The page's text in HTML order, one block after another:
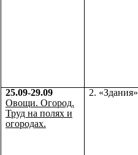
25.09-29.09
Овощи. Огород.
Труд на полях и
огородах.
2. «Здания»